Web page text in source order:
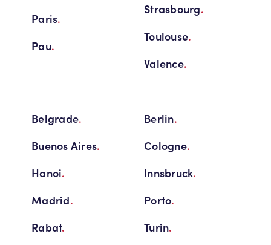
Paris.
Pau.
Strasbourg.
Toulouse.
Valence.
Belgrade. Berlin.
Buenos Aires. Cologne.
Hanoi. Innsbruck.
Madrid. Porto.
Rabat. Turin.